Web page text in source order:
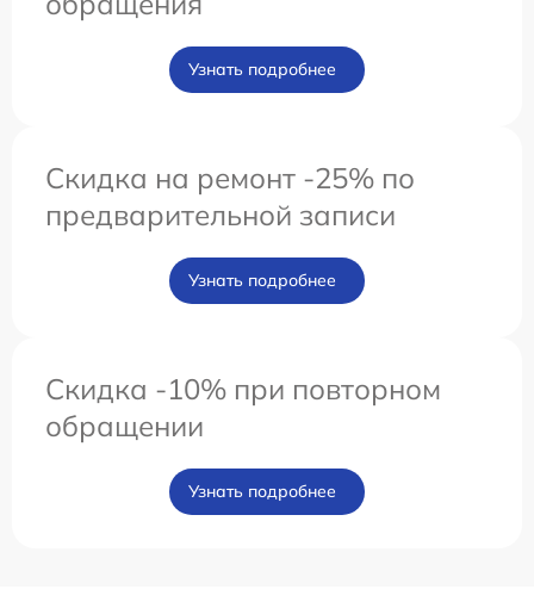
Узнать подробнее
Скидка на ремонт -25% по
предварительной записи
Узнать подробнее
Скидка -10% при повторном
обращении
Узнать подробнее